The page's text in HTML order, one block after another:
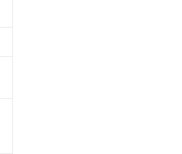
ついて、当社および当社の共同利用者
要な範囲で利用することをご了承くだ
含有を証明するものではありません。
ことがない限り、2022年1月12日よ